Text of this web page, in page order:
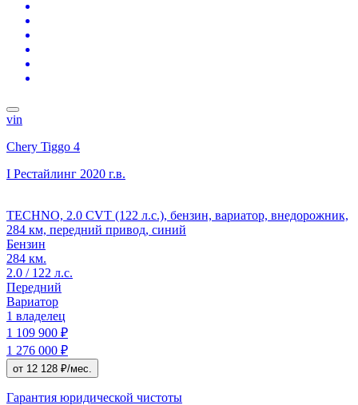
vin
Chery Tiggo 4
I Рестайлинг 2020 г.в.
TECHNO, 2.0 CVT (122 л.с.), бензин, вариатор, внедорожник,
284 км, передний привод, синий
Бензин
284 км.
2.0 / 122 л.с.
Передний
Вариатор
1 владелец
1 109 900 ₽
1 276 000 ₽
от 12 128 ₽/мес.
Гарантия юридической чистоты